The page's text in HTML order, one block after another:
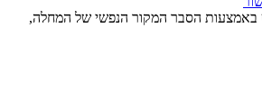
באמצעות הסבר המקור הנפשי של המחלה,